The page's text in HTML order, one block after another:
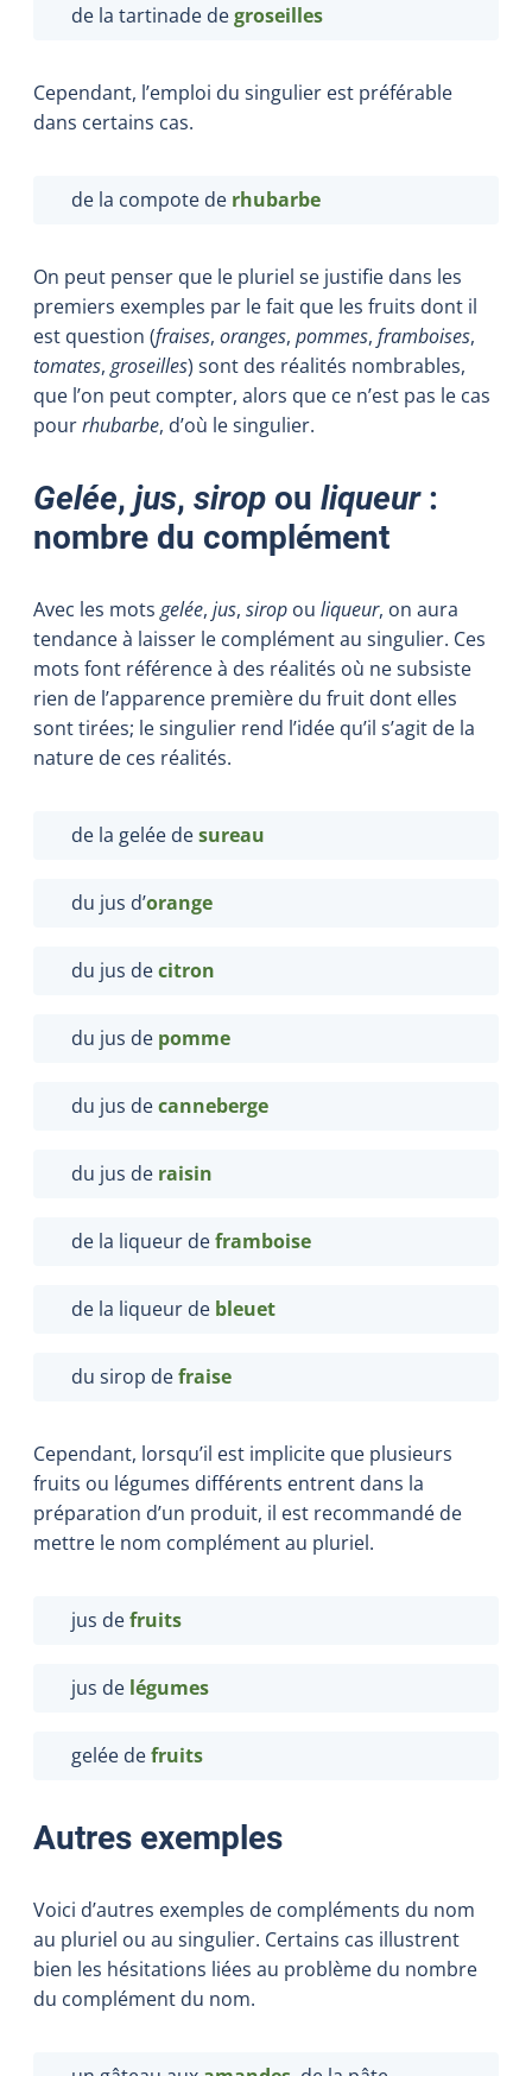
de la tartinade degroseilles
Cependant, l’emploi du singulier est préférable
dans certains cas.
de la compote de rhubarbe
On peut penser que le pluriel se justifie dans les
premiers exemples par le fait que les fruits dont il
est question (fraises, oranges, pommes, framboises,
tomates, groseilles) sont des réalités nombrables,
que l’on peut compter, alors que ce n’est pas le cas
pourrhubarbe, d’où le singulier.
Gelée, jus, sirop ou liqueur :
nombre du complément
Avec les mots gelée, jus, sirop ou liqueur, on aura
tendance à laisser le complément au singulier. Ces
mots font référence à des réalités où ne subsiste
rien de l’apparence première du fruit dont elles
sont tirées; le singulier rend l’idée qu’il s’agit de la
nature de ces réalités.
de la gelée desureau
du jus d’orange
du jus decitron
du jus de pomme
du jus decanneberge
du jus de raisin
de la liqueur deframboise
de la liqueur de bleuet
du sirop defraise
Cependant, lorsqu’il est implicite que plusieurs
fruits ou légumes différents entrent dans la
préparation d’un produit, il est recommandé de
mettre le nom complément au pluriel.
jus defruits
jus de légumes
gelée defruits
Autres exemples
Voici d’autres exemples de compléments du nom
au pluriel ou au singulier. Certains cas illustrent
bien les hésitations liées au problème du nombre
du complément du nom.